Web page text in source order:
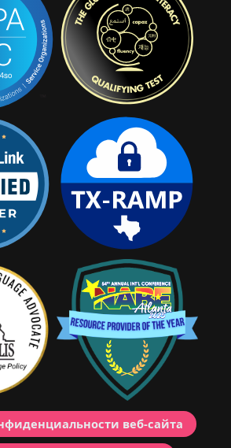
веб-сайта